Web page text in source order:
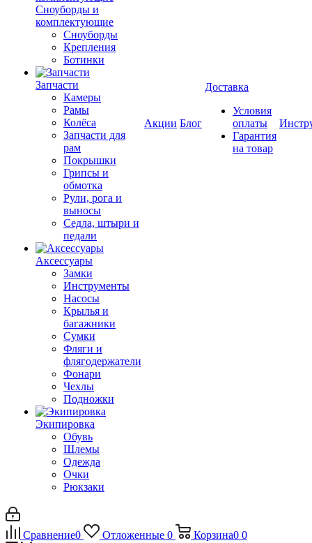
Cноуборды и
комплектующие
Сноуборды
Крепления
Ботинки
Запчасти
Камеры
Рамы
Колёса
Запчасти для
рам
Покрышки
Грипсы и
обмотка
Рули, рога и
выносы
Седла, штыри и
педали
Аксессуары
Замки
Инструменты
Насосы
Крылья и
багажники
Сумки
Фляги и
флягодержатели
Фонари
Чехлы
Подножки
Экипировка
Обувь
Шлемы
Одежда
Очки
Рюкзаки
Акции Блог
Доставка
Условия
оплаты
Гарантия
на товар
Сравнение0 Отложенные 0 Корзина0 0